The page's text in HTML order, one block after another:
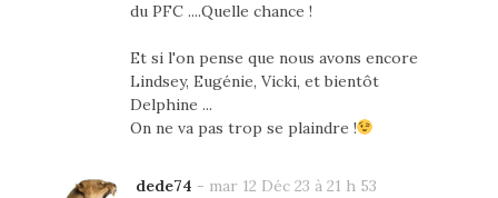
du PFC ....Quelle chance !
Et si l'on pense que nous avons encore
Lindsey, Eugénie, Vicki, et bientôt
Delphine ...
On ne va pas trop se plaindre !
dede74 - mar 12 Déc 23 à 21 h 53